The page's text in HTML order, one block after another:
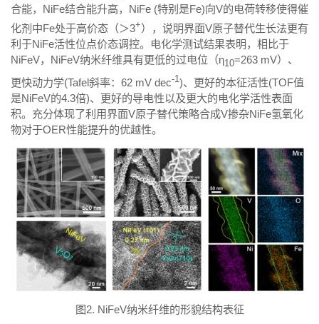
合能，NiFe结合能升高，NiFe (特别是Fe)向V的电荷转移使得催
化剂中Fe处于高价态（＞3+），说明界面V原子替代生长法更有
利于NiFe活性位点价态调控。电化学测试结果表明，相比于
NiFeV，NiFeV纳米纤维具有更低的过电位（η10=263 mV）、
更快动力学(Tafel斜率：62 mV dec-1 )、更好的本征活性(TOF值
是NiFeV的4.3倍)、更好的导电性以及更大的电化学活性表面
积。充分体现了利用界面V原子替代策略合成V掺杂NiFe氢氧化
物对于OER性能提升的优越性。
图2. NiFeV纳米纤维的形貌结构表征